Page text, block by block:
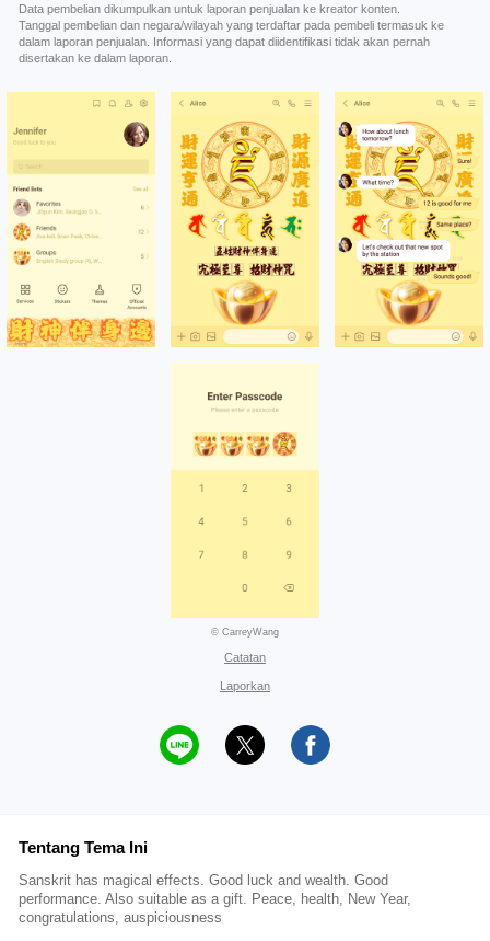
Data pembelian dikumpulkan untuk laporan penjualan ke kreator konten.
Tanggal pembelian dan negara/wilayah yang terdaftar pada pembeli termasuk ke
dalam laporan penjualan. Informasi yang dapat diidentifikasi tidak akan pernah
disertakan ke dalam laporan.
© CarreyWang
Catatan
Laporkan
Tentang Tema Ini
Sanskrit has magical effects. Good luck and wealth. Good
performance. Also suitable as a gift. Peace, health, New Year,
congratulations, auspiciousness